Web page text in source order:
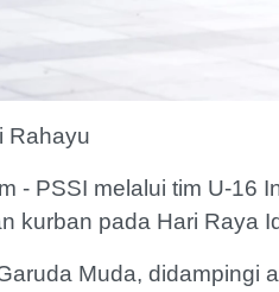
Rahayu
- PSSI melalui tim U-16
kurban pada Hari Raya
Muda, didampingi